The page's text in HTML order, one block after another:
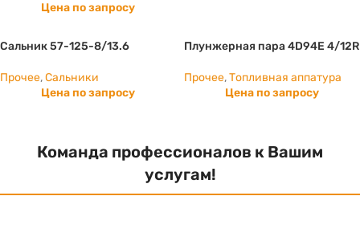
Цена по запросу
Сальник 57-125-8/13.6
Прочее,Сальники
Цена по запросу
Плунжерная пара 4D94E 4/12R
Прочее,Топливная аппатура
Цена по запросу
Команда профессионалов к Вашим
услугам!